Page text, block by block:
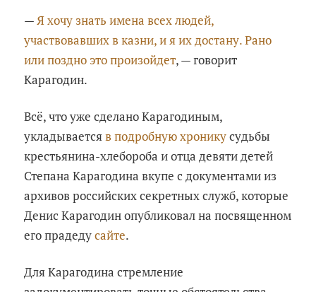
—Я хочу знать имена всех людей,
участвовавших в казни, и я их достану. Рано
или поздно это произойдет, — говорит
Карагодин.
Всё, что уже сделано Карагодиным,
укладываетсяв подробную хроникусудьбы
крестьянина-хлебороба и отца девяти детей
Степана Карагодина вкупе с документами из
архивов российских секретных служб, которые
Денис Карагодин опубликовал на посвященном
его прадедусайте.
Для Карагодина стремление